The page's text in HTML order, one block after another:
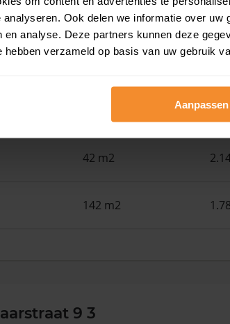
Ook delen we informatie over
en analyse. Deze partners kunnen deze
hebben verzameld op basis van uw gebruik
Aanpassen
110 m2
42 m2
142 m2
9 3